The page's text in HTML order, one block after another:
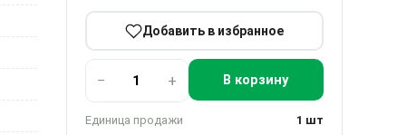
Добавить в избранное
− + В корзину
Единица продажи 1 шт